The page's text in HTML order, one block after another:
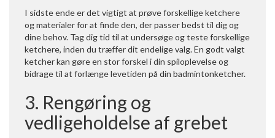
I sidste ende er det vigtigt at prøve forskellige ketchere
og materialer for at finde den, der passer bedst til dig og
dine behov. Tag dig tid til at undersøge og teste forskellige
ketchere, inden du træffer dit endelige valg. En godt valgt
ketcher kan gøre en stor forskel i din spiloplevelse og
bidrage til at forlænge levetiden på din badmintonketcher.
3. Rengøring og
vedligeholdelse af grebet